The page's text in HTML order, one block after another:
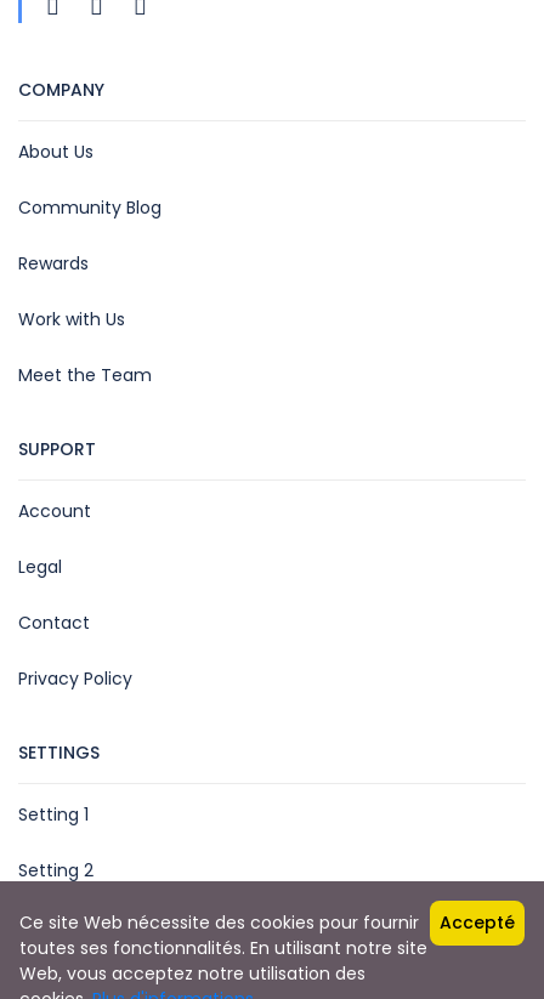
COMPANY
About Us
Community Blog
Rewards
Work with Us
Meet the Team
SUPPORT
Account
Legal
Contact
Privacy Policy
SETTINGS
Setting 1
Setting 2
Copyright © 2022 Maurivacances.com
Ce site Web nécessite des cookies pour fournir
toutes ses fonctionnalités. En utilisant notre site
Web, vous acceptez notre utilisation des
Accepté